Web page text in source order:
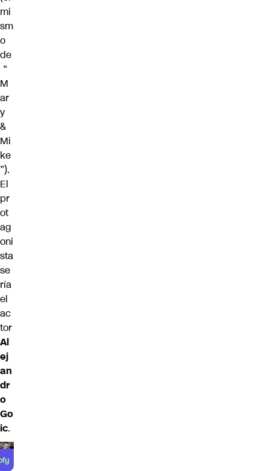
mi
sm
o
de
“
M
ar
y
&
Mi
ke
”).
El
pr
ot
ag
oni
sta
se
ría
el
ac
tor
Al
ej
an
dr
o
Go
ic.